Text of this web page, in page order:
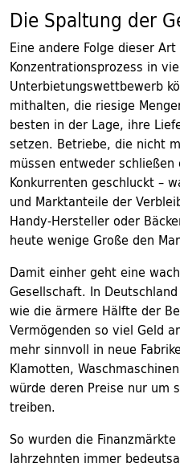
Die Spaltung der
Eine andere Folge dieser
Konzentrationsprozess in
Unterbietungswettbewerb
mithalten, die riesige
besten in der Lage, ihre
setzen. Betriebe, die nicht
müssen entweder
Konkurrenten geschluckt –
und Marktanteile der
Handy-Hersteller oder
heute wenige Große den
Damit einher geht eine
Gesellschaft. In
wie die ärmere Hälfte der
Vermögenden so viel Geld
mehr sinnvoll in neue
Klamotten,
würde deren Preise nur um
treiben.
So wurden die
Jahrzehnten immer